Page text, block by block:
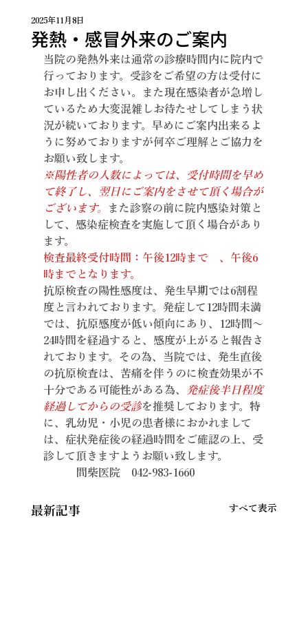
発熱・感冒外来のご案内
2025年11月8日
当院の発熱外来は通常の診療時間内に院内で
行っております。受診をご希望の方は受付に
お申し出ください。また現在感染者が急増し
ているため大変混雑しお待たせしてしまう状
況が続いております。早めにご案内出来るよ
うに努めておりますが何卒ご理解とご協力を
お願い致します。
※陽性者の人数によっては、受付時間を早め
て終了し、翌日にご案内をさせて頂く場合が
ございます。
また診察の前に院内感染対策と
して、感染症検査を実施して頂く場合があり
ます。
検査最終受付時間：午後12時まで　、午後6
時までとなります。
抗原検査の陽性感度は、発生早期では6割程
度と言われております。発症して12時間未満
では、抗原感度が低い傾向にあり、12時間～
24時間を経過すると、感度が上がると報告さ
れております。その為、当院では、発生直後
の抗原検査は、苦痛を伴うのに検査効果が不
十分である可能性がある為、
発症後半日程度
経過してからの受診を推奨しております。特
に、乳幼児・小児の患者様におかれまして
は、症状発症後の経過時間をご確認の上、受
診して頂きますようお願い致します。
間柴医院　042-983-1660
最新記事 すべて表示